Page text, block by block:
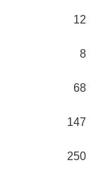
12
8
68
147
250